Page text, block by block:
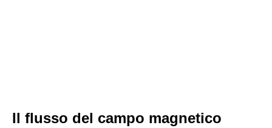
Il flusso del campo magnetico